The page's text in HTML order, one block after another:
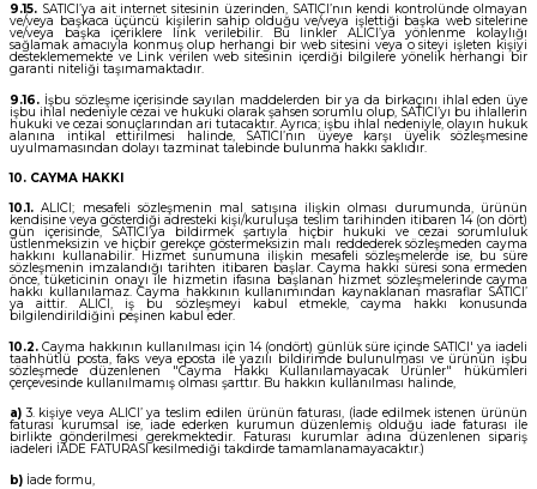
9.15. SATICI’ya ait internet sitesinin üzerinden, SATICI’nın kendi kontrolünde olmayan
ve/veya başkaca üçüncü kişilerin sahip olduğu ve/veya işlettiği başka web sitelerine
ve/veya başka içeriklere link verilebilir. Bu linkler ALICI’ya yönlenme kolaylığı
sağlamak amacıyla konmuş olup herhangi bir web sitesini veya o siteyi işleten kişiyi
desteklememekte ve Link verilen web sitesinin içerdiği bilgilere yönelik herhangi bir
garanti niteliği taşımamaktadır.
9.16. İşbu sözleşme içerisinde sayılan maddelerden bir ya da birkaçını ihlal eden üye
işbu ihlal nedeniyle cezai ve hukuki olarak şahsen sorumlu olup, SATICI’yı bu ihlallerin
hukuki ve cezai sonuçlarından ari tutacaktır. Ayrıca; işbu ihlal nedeniyle, olayın hukuk
alanına intikal ettirilmesi halinde, SATICI’nın üyeye karşı üyelik sözleşmesine
uyulmamasından dolayı tazminat talebinde bulunma hakkı saklıdır.
10. CAYMA HAKKI
10.1. ALICI; mesafeli sözleşmenin mal satışına ilişkin olması durumunda, ürünün
kendisine veya gösterdiği adresteki kişi/kuruluşa teslim tarihinden itibaren 14 (on dört)
gün içerisinde, SATICI’ya bildirmek şartıyla hiçbir hukuki ve cezai sorumluluk
üstlenmeksizin ve hiçbir gerekçe göstermeksizin malı reddederek sözleşmeden cayma
hakkını kullanabilir. Hizmet sunumuna ilişkin mesafeli sözleşmelerde ise, bu süre
sözleşmenin imzalandığı tarihten itibaren başlar. Cayma hakkı süresi sona ermeden
önce, tüketicinin onayı ile hizmetin ifasına başlanan hizmet sözleşmelerinde cayma
hakkı kullanılamaz. Cayma hakkının kullanımından kaynaklanan masraflar SATICI’
ya aittir. ALICI, iş bu sözleşmeyi kabul etmekle, cayma hakkı konusunda
bilgilendirildiğini peşinen kabul eder.
10.2. Cayma hakkının kullanılması için 14 (ondört) günlük süre içinde SATICI' ya iadeli
taahhütlü posta, faks veya eposta ile yazılı bildirimde bulunulması ve ürünün işbu
sözleşmede düzenlenen "Cayma Hakkı Kullanılamayacak Ürünler" hükümleri
çerçevesinde kullanılmamış olması şarttır. Bu hakkın kullanılması halinde,
a) 3. kişiye veya ALICI’ ya teslim edilen ürünün faturası, (İade edilmek istenen ürünün
faturası kurumsal ise, iade ederken kurumun düzenlemiş olduğu iade faturası ile
birlikte gönderilmesi gerekmektedir. Faturası kurumlar adına düzenlenen sipariş
iadeleri İADE FATURASI kesilmediği takdirde tamamlanamayacaktır.)
b) İade formu,